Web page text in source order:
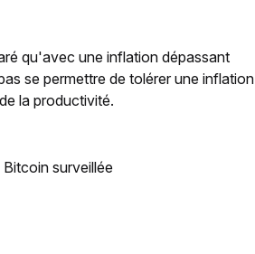
qu'avec une inflation dépassant
se permettre de tolérer une inflation
la productivité.
surveillée